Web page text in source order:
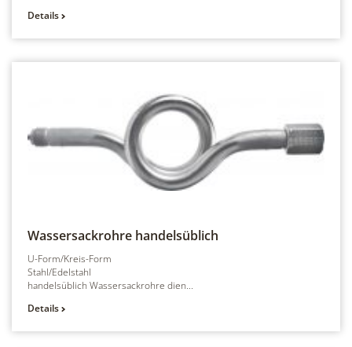
Details
Wassersackrohre handelsüblich
U-Form/Kreis-Form
Stahl/Edelstahl
handelsüblich Wassersackrohre dien...
Details